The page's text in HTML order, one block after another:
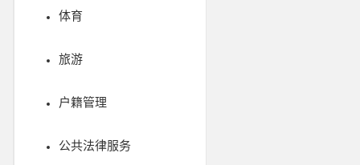
体育
旅游
户籍管理
公共法律服务